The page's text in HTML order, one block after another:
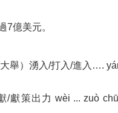
7億美元。
舉）湧入/打入/進入….
獻策出力 wèi ... zuò